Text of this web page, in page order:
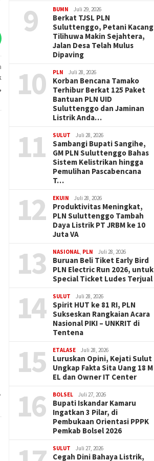
9 BUMN Juli 29, 2026
Berkat TJSL PLN
Suluttenggo, Petani Kacang
Tilihuwa Makin Sejahtera,
Jalan Desa Telah Mulus
Dipaving
10 PLN Juli 28, 2026
Korban Bencana Tamako
Terhibur Berkat 125 Paket
Bantuan PLN UID
Suluttenggo dan Jaminan
Listrik Anda…
11 SULUT Juli 28, 2026
Sambangi Bupati Sangihe,
GM PLN Suluttenggo Bahas
Sistem Kelistrikan hingga
Pemulihan Pascabencana
T…
12 EKUIN Juli 28, 2026
Produktivitas Meningkat,
PLN Suluttenggo Tambah
Daya Listrik PT JRBM ke 10
Juta VA
13 NASIONAL PLN Juli 28, 2026
Buruan Beli Tiket Early Bird
PLN Electric Run 2026, untuk
Special Ticket Ludes Terjual
14 SULUT Juli 28, 2026
Spirit HUT ke 81 RI, PLN
Sukseskan Rangkaian Acara
Nasional PIKI – UNKRIT di
Tentena
15 ETALASE Juli 28, 2026
Luruskan Opini, Kejati Sulut
Ungkap Fakta Sita Uang 18 M
EL dan Owner IT Center
16 BOLSEL Juli 27, 2026
Bupati Iskandar Kamaru
Ingatkan 3 Pilar, di
Pembukaan Orientasi PPPK
Pemkab Bolsel 2026
SULUT Juli 27, 2026
Cegah Dini Bahaya Listrik,